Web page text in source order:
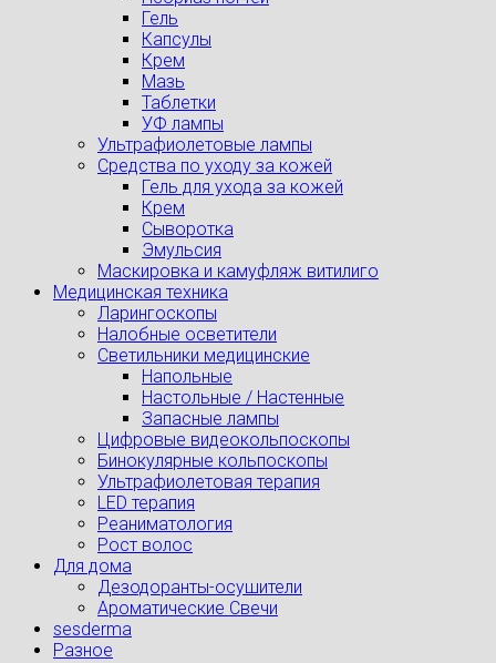
Гель
Капсулы
Крем
Мазь
Таблетки
УФ лампы
Ультрафиолетовые лампы
Средства по уходу за кожей
Гель для ухода за кожей
Крем
Сыворотка
Эмульсия
Маскировка и камуфляж витилиго
Медицинская техника
Ларингоскопы
Налобные осветители
Светильники медицинские
Напольные
Настольные / Настенные
Запасные лампы
Цифровые видеокольпоскопы
Бинокулярные кольпоскопы
Ультрафиолетовая терапия
LED терапия
Реаниматология
Рост волос
Для дома
Дезодоранты-осушители
Ароматические Свечи
sesderma
Разное